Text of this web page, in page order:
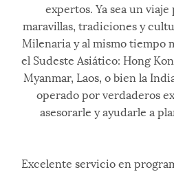
expertos. Ya sea un
maravillas, tradiciones y
Milenaria y al mismo tiempo
el Sudeste Asiático: Hong
Myanmar, Laos, o bien la
operado por verdaderos
asesorarle y ayudarle a
Excelente servicio en